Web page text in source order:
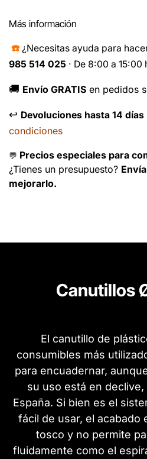
Más información
☎️ ¿Necesitas ayuda para
985 514 025 · De 8:00 a 15:00
🚚 Envío GRATIS en pedidos
↩️ Devoluciones hasta 14
condiciones
💬 Precios especiales para
¿Tienes un presupuesto?
mejorarlo.
Canutillos
El canutillo de
consumibles más
para encuadernar,
su uso está en
España. Si bien es el
fácil de usar, el acabado
tosco y no permite
fluidamente como el